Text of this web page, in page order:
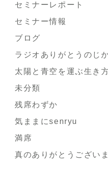
セミナーレポート
セミナー情報
ブログ
ラジオありがとうのじ
太陽と青空を運ぶ生き
未分類
残席わずか
気ままにsenryu
満席
真のありがとうござい